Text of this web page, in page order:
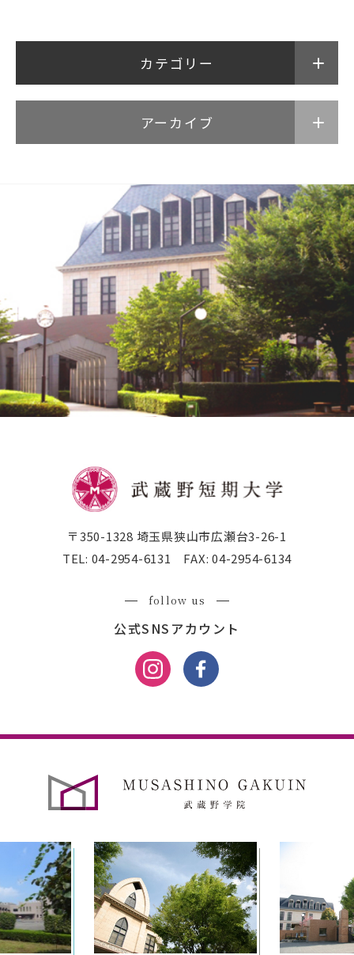
ト
follow us
公式SNSアカウント
武蔵野学院
武蔵野学院大学大学院
武蔵野学院大学
カテゴリー
アーカイブ
〒350-1328 埼玉県狭山市広瀬台3-26-1
TEL: 04-2954-6131 FAX: 04-2954-6134
follow us
公式SNSアカウント